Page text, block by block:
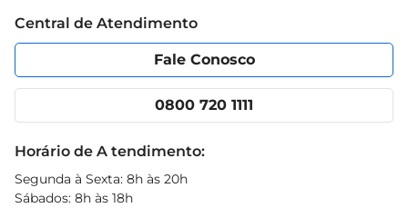
Política de Privacidade
Portal do fornecedor
Cencosud Media
Código de Ética
App Prezunic
Central de Atendimento
Fale Conosco
0800 720 1111
Horário de A tendimento:
Segunda à Sexta: 8h às 20h
Sábados: 8h às 18h